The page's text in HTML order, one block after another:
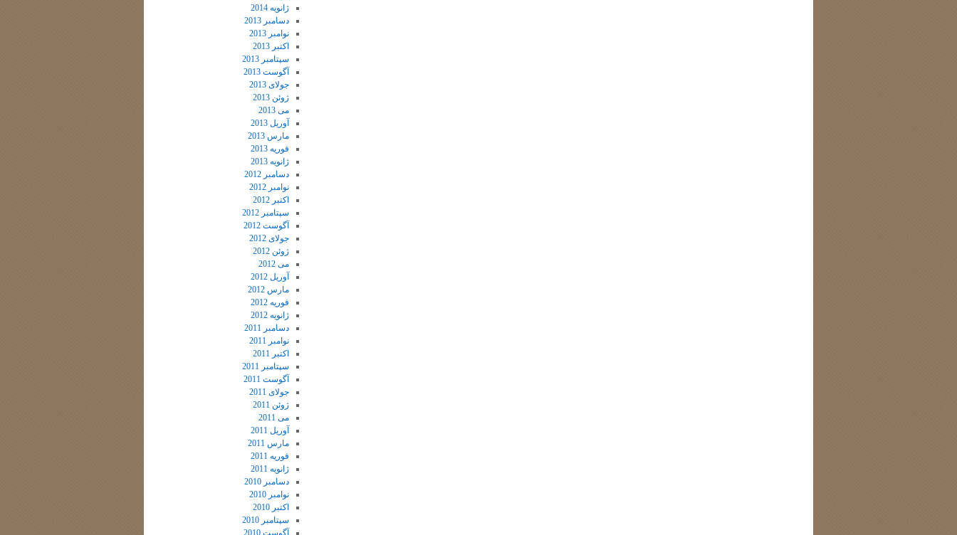
ژانویه 2014
دسامبر 2013
نوامبر 2013
اکتبر 2013
سپتامبر 2013
آگوست 2013
جولای 2013
ژوئن 2013
می 2013
آوریل 2013
مارس 2013
فوریه 2013
ژانویه 2013
دسامبر 2012
نوامبر 2012
اکتبر 2012
سپتامبر 2012
آگوست 2012
جولای 2012
ژوئن 2012
می 2012
آوریل 2012
مارس 2012
فوریه 2012
ژانویه 2012
دسامبر 2011
نوامبر 2011
اکتبر 2011
سپتامبر 2011
آگوست 2011
جولای 2011
ژوئن 2011
می 2011
آوریل 2011
مارس 2011
فوریه 2011
ژانویه 2011
دسامبر 2010
نوامبر 2010
اکتبر 2010
سپتامبر 2010
آگوست 2010